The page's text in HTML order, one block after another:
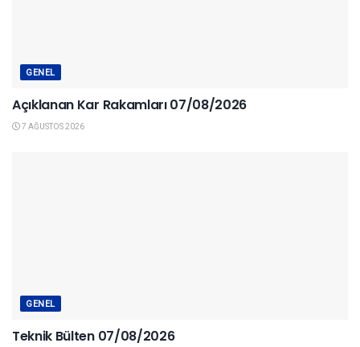
GENEL
Açıklanan Kar Rakamları 07/08/2026
7 AĞUSTOS 2026
GENEL
Teknik Bülten 07/08/2026